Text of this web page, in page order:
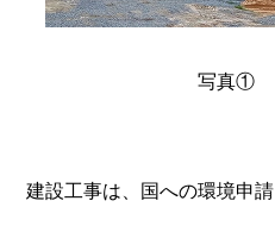
写真①
建設工事は、国への環境申